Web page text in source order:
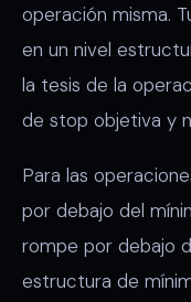
operación misma.
en un nivel
la tesis de la
de stop objetiva y
Para las
por debajo del
rompe por debajo
estructura de